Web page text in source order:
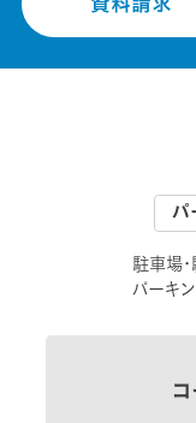
資料請求
パ
駐車場・
パーキ